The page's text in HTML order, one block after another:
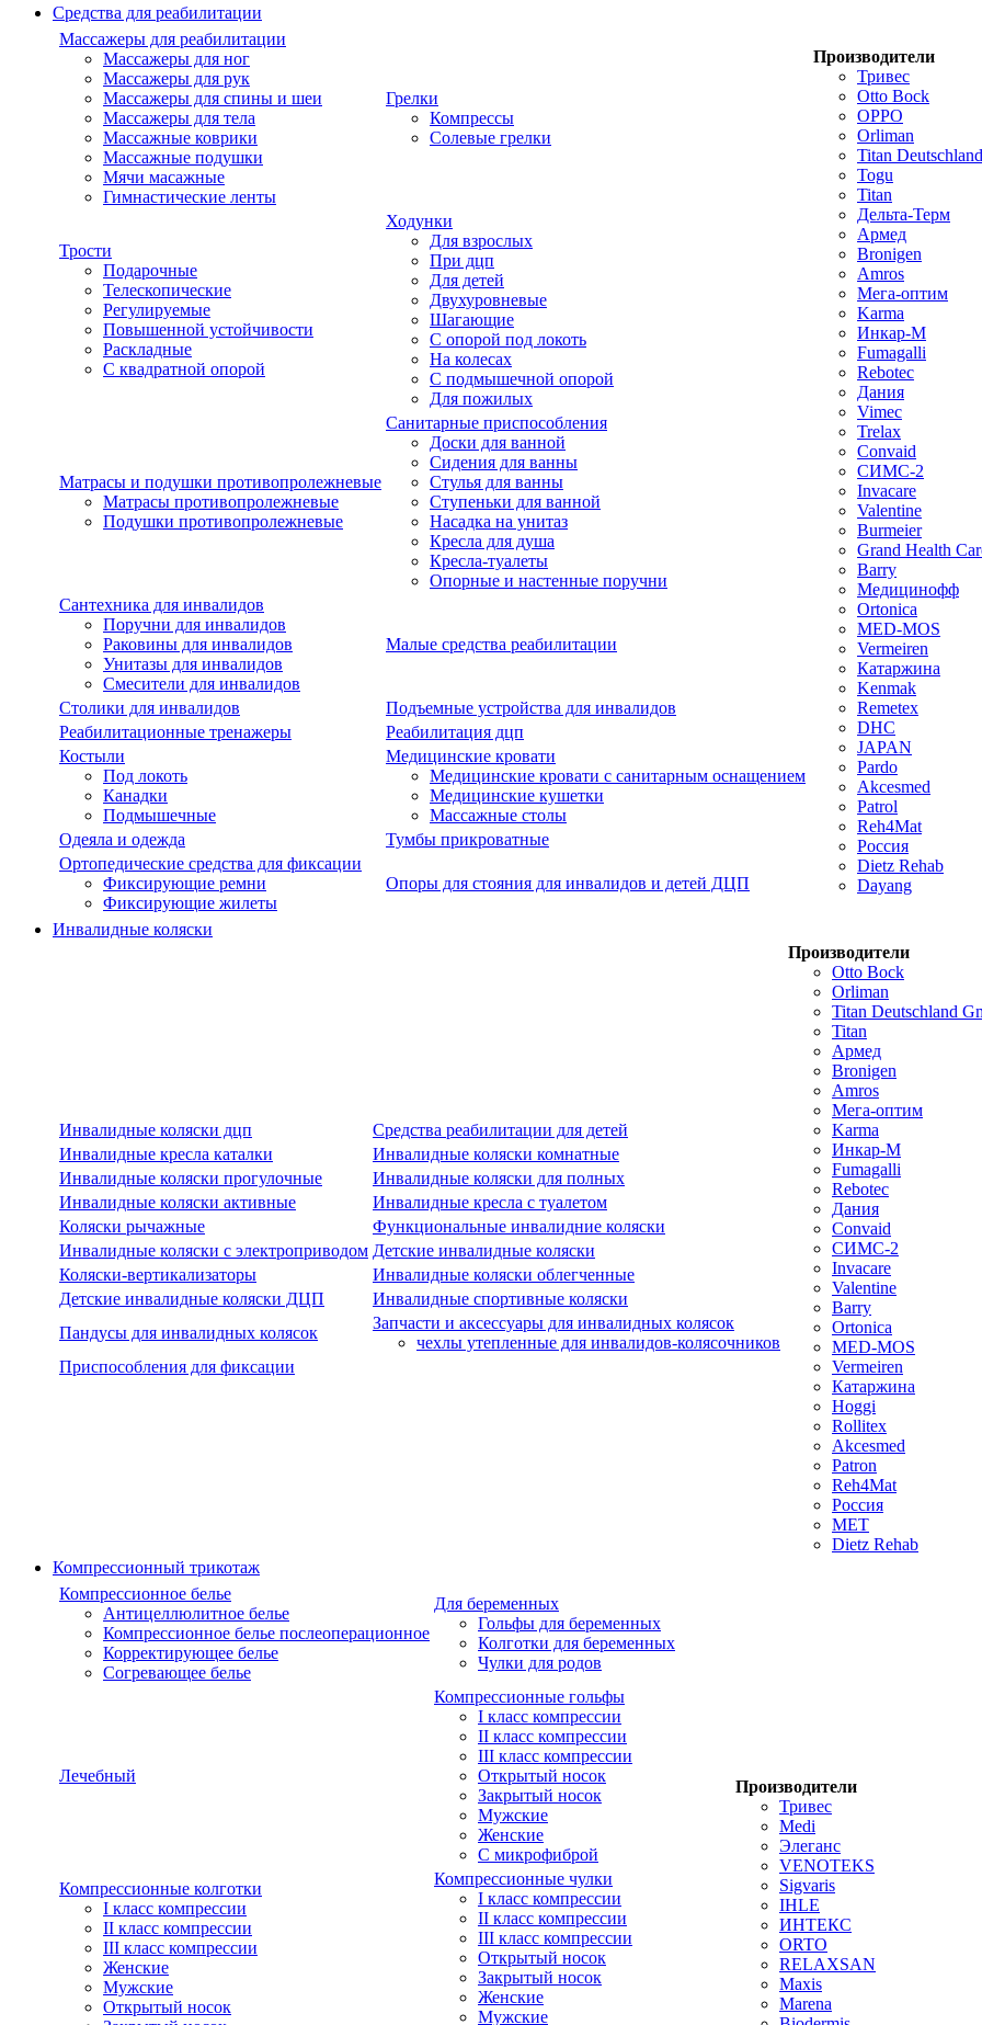
Средства для реабилитации
Массажеры для реабилитации
Массажеры для ног
Массажеры для рук
Массажеры для спины и шеи
Массажеры для тела
Массажные коврики
Массажные подушки
Мячи масажные
Гимнастические ленты
Грелки
Компрессы
Солевые грелки
Трости
Подарочные
Телескопические
Регулируемые
Повышенной устойчивости
Раскладные
С квадратной опорой
Ходунки
Для взрослых
При дцп
Для детей
Двухуровневые
Шагающие
С опорой под локоть
На колесах
С подмышечной опорой
Для пожилых
Матрасы и подушки противопролежневые
Матрасы противопролежневые
Подушки противопролежневые
Санитарные приспособления
Доски для ванной
Сидения для ванны
Стулья для ванны
Ступеньки для ванной
Насадка на унитаз
Кресла для душа
Кресла-туалеты
Опорные и настенные поручни
Сантехника для инвалидов
Поручни для инвалидов
Раковины для инвалидов
Унитазы для инвалидов
Смесители для инвалидов
Малые средства реабилитации
Столики для инвалидов
Подъемные устройства для инвалидов
Реабилитационные тренажеры
Реабилитация дцп
Костыли
Под локоть
Канадки
Подмышечные
Медицинские кровати
Медицинские кровати с санитарным оснащением
Медицинские кушетки
Массажные столы
Одеяла и одежда
Тумбы прикроватные
Ортопедические средства для фиксации
Фиксирующие ремни
Фиксирующие жилеты
Опоры для стояния для инвалидов и детей ДЦП
Производители
Тривес
Otto Bock
OPPO
Orliman
Titan
Togu
Titan
Дельта-Терм
Армед
Bronigen
Amros
Мега-оптим
Karma
Инкар-М
Fumagalli
Rebotec
Дания
Vimec
Trelax
Convaid
СИМС-2
Invacare
Valentine
Burmeier
Grand Health
Barry
Медицинофф
Ortonica
MED-MOS
Vermeiren
Катаржина
Kenmak
Remetex
DHC
JAPAN
Pardo
Akcesmed
Patrol
Reh4Mat
Россия
Dietz Rehab
Dayang
Инвалидные коляски
Инвалидные коляски дцп
Средства реабилитации для детей
Инвалидные кресла каталки
Инвалидные коляски комнатные
Инвалидные коляски прогулочные
Инвалидные коляски для полных
Инвалидные коляски активные
Инвалидные кресла с туалетом
Коляски рычажные
Функциональные инвалидние коляски
Инвалидные коляски с электроприводом Детские инвалидные коляски
Коляски-вертикализаторы
Инвалидные коляски облегченные
Детские инвалидные коляски ДЦП
Инвалидные спортивные коляски
Пандусы для инвалидных колясок
Запчасти и аксессуары для инвалидных колясок
чехлы утепленные для инвалидов-колясочников
Приспособления для фиксации
Производители
Otto Bock
Orliman
Titan Deutschland
Titan
Армед
Bronigen
Amros
Мега-оптим
Karma
Инкар-М
Fumagalli
Rebotec
Дания
Convaid
СИМС-2
Invacare
Valentine
Barry
Ortonica
MED-MOS
Vermeiren
Катаржина
Hoggi
Rollitex
Akcesmed
Patron
Reh4Mat
Россия
МЕТ
Dietz Rehab
Компрессионный трикотаж
Компрессионное белье
Антицеллюлитное белье
Компрессионное белье послеоперационное
Корректирующее белье
Согревающее белье
Для беременных
Гольфы для беременных
Колготки для беременных
Чулки для родов
Лечебный
Компрессионные гольфы
I класс компрессии
II класс компрессии
III класс компрессии
Открытый носок
Закрытый носок
Мужские
Женские
С микрофиброй
Компрессионные колготки
I класс компрессии
II класс компрессии
III класс компрессии
Женские
Мужские
Открытый носок
Компрессионные чулки
I класс компрессии
II класс компрессии
III класс компрессии
Открытый носок
Закрытый носок
Женские
Мужские
Производители
Тривес
Medi
Элеганс
VENOTEKS
Sigvaris
IHLE
ИНТЕКС
ORTO
RELAXSAN
Maxis
Marena